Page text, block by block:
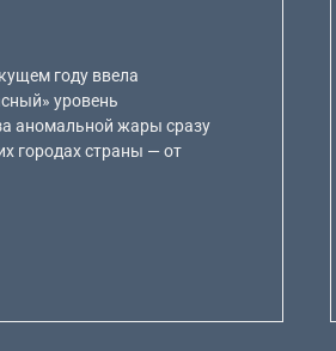
году ввела
уровень
аномальной жары сразу
городах страны — от